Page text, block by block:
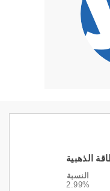
الذهبية
النسبة
2.99%